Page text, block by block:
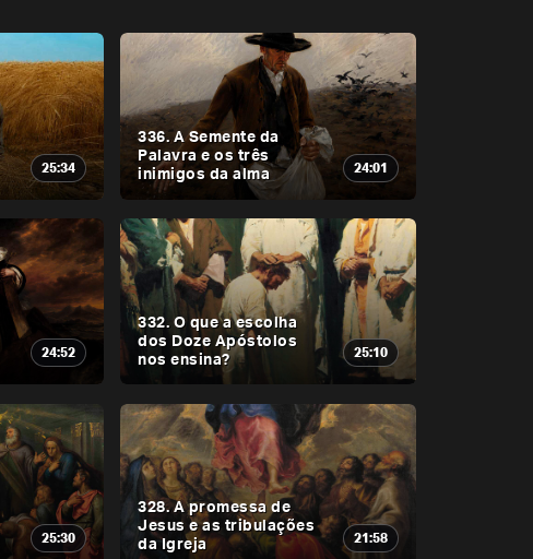
25:34 24:01
336. A Semente da
Palavra e os três
inimigos da alma
24:52 25:10
332. O que a escolha
dos Doze Apóstolos
nos ensina?
25:30 21:58
328. A promessa de
Jesus e as tribulações
da Igreja